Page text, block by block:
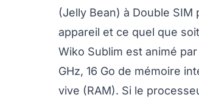
(Jelly Bean) à Double
appareil et ce quel que
Wiko Sublim est animé
GHz, 16 Go de mémoire
vive (RAM). Si le